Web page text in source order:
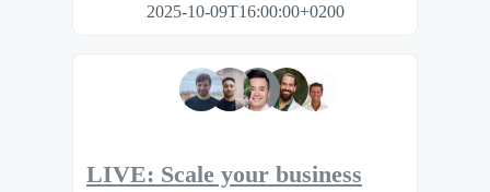
2025-10-09T16:00:00+0200
LIVE: Scale your business